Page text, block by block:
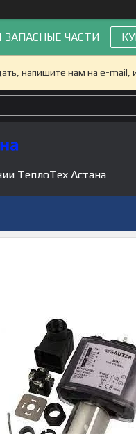
ЗАПАСНЫЕ ЧАСТИ
напишите нам на e-mail,
ТеплоТех Астана